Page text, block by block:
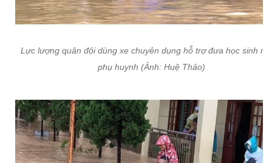
Lực lượng quân đội dùng xe chuyên dụng hỗ trợ đưa học sinh ra
phụ huynh (Ảnh: Huệ Thảo)